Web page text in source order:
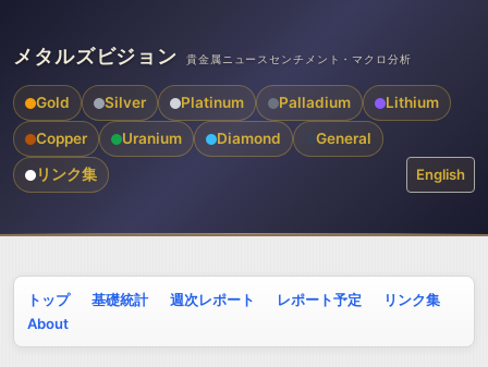
メタルズビジョン 貴金属ニュースセンチメント・マクロ分析
Gold Silver Platinum Palladium Lithium
Copper Uranium Diamond General
リンク集 English
トップ 基礎統計 週次レポート レポート予定
リンク集
About